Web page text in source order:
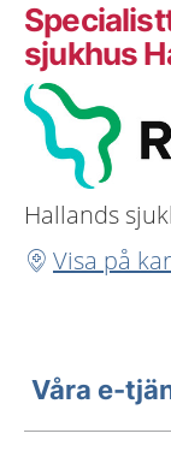
sjukhus
Hallands
Visa på
Våra e-